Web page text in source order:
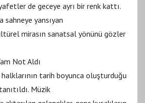
de geceye ayrı bir renk kattı.
sahneye yansıyan
mirasın sanatsal yönünü gözler
Not Aldı
tarih boyunca oluşturduğu
Müzik